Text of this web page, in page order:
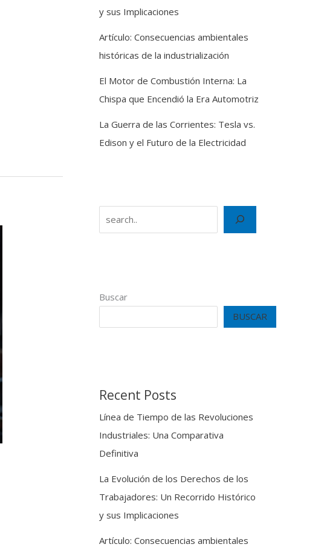
y sus Implicaciones
Artículo: Consecuencias ambientales
históricas de la industrialización
El Motor de Combustión Interna: La
Chispa que Encendió la Era Automotriz
La Guerra de las Corrientes: Tesla vs.
Edison y el Futuro de la Electricidad
Buscar
BUSCAR
Recent Posts
Línea de Tiempo de las Revoluciones
Industriales: Una Comparativa
Definitiva
La Evolución de los Derechos de los
Trabajadores: Un Recorrido Histórico
y sus Implicaciones
Artículo: Consecuencias ambientales